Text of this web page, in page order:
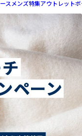
スメンズ特集アウトレットボ